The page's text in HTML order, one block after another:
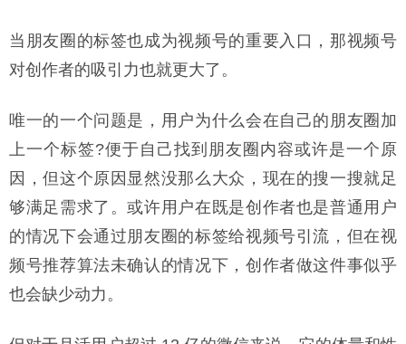
当朋友圈的标签也成为视频号的重要入口，那视频号
对创作者的吸引力也就更大了。
唯一的一个问题是，用户为什么会在自己的朋友圈加
上一个标签?便于自己找到朋友圈内容或许是一个原
因，但这个原因显然没那么大众，现在的搜一搜就足
够满足需求了。或许用户在既是创作者也是普通用户
的情况下会通过朋友圈的标签给视频号引流，但在视
频号推荐算法未确认的情况下，创作者做这件事似乎
也会缺少动力。